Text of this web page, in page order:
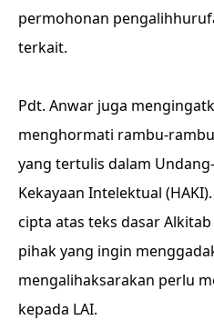
permohonan
terkait.
Pdt. Anwar juga
menghormati rambu-
yang tertulis dalam
Kekayaan Intelektual
cipta atas teks dasar
pihak yang ingin
mengalihaksarakan perlu
kepada LAI.